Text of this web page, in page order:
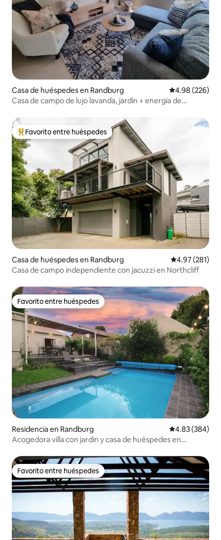
Casa de huéspedes en Randburg Calificación
4.98 (226)
Casa de campo de lujo lavanda, jardín + energía de
De los mejores en Favorito entre huéspedes
Favorito entre huéspedes
Casa de huéspedes en Randburg Calificación
4.97 (281)
Casa de campo independiente con jacuzzi en Northcliff
Favorito entre huéspedes
Favorito entre huéspedes
Residencia en Randburg Calificación
4.83 (384)
Acogedora villa con jardín y casa de huéspedes en
Favorito entre huéspedes
Favorito entre huéspedes